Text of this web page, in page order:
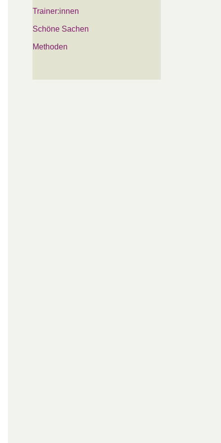
Trainer:innen
Schöne Sachen
Methoden